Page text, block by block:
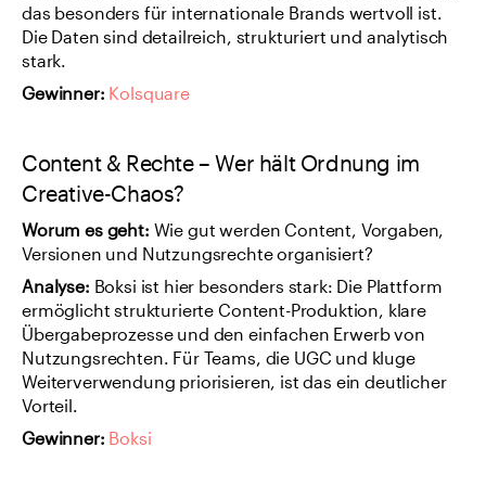
das besonders für internationale Brands wertvoll ist.
Die Daten sind detailreich, strukturiert und analytisch
stark.
Gewinner: Kolsquare
Content & Rechte – Wer hält Ordnung im
Creative-Chaos?
Worum es geht: Wie gut werden Content, Vorgaben,
Versionen und Nutzungsrechte organisiert?
Analyse: Boksi ist hier besonders stark: Die Plattform
ermöglicht strukturierte Content-Produktion, klare
Übergabeprozesse und den einfachen Erwerb von
Nutzungsrechten. Für Teams, die UGC und kluge
Weiterverwendung priorisieren, ist das ein deutlicher
Vorteil.
Gewinner: Boksi